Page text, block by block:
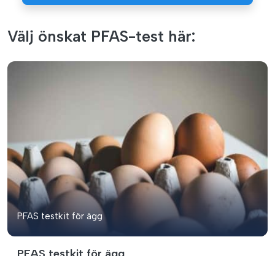
Välj önskat PFAS-test här:
PFAS testkit för ägg